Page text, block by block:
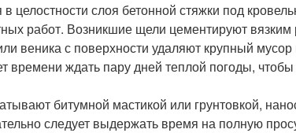
целостности слоя бетонной стяжки под
работ. Возникшие щели цементируют вязким
веника с поверхности удаляют крупный
времени ждать пару дней теплой погоды,
битумной мастикой или грунтовкой,
следует выдержать время на полную